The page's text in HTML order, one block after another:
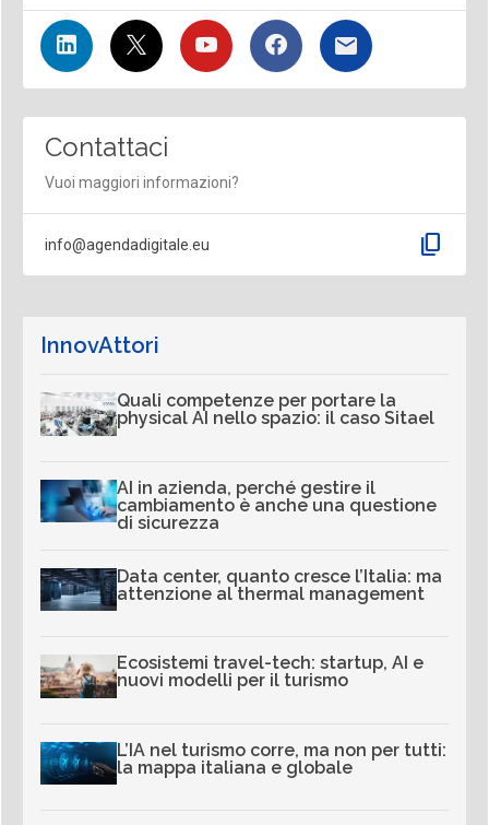
Contattaci
Vuoi maggiori informazioni?
info@agendadigitale.eu content_copy
InnovAttori
Quali competenze per portare la
physical AI nello spazio: il caso Sitael
AI in azienda, perché gestire il
cambiamento è anche una questione
di sicurezza
Data center, quanto cresce l’Italia: ma
attenzione al thermal management
Ecosistemi travel-tech: startup, AI e
nuovi modelli per il turismo
L’IA nel turismo corre, ma non per tutti:
la mappa italiana e globale